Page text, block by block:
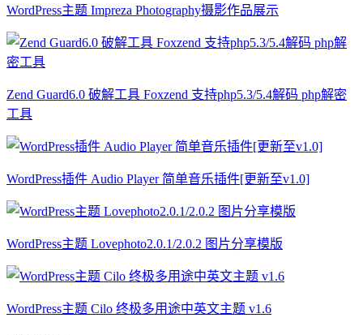
WordPress主题 Impreza Photography摄影作品展示
Zend Guard6.0 破解工具 Foxzend 支持php5.3/5.4解码 php解密
工具
WordPress插件 Audio Player 简单音乐插件[更新至v1.0]
WordPress主题 Lovephoto2.0.1/2.0.2 图片分享模版
WordPress主题 Cilo 终极多用途中英文主题 v1.6